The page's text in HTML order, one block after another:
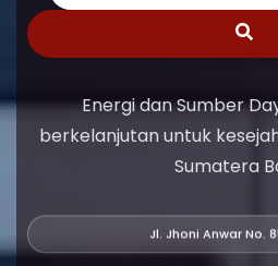
Energi dan Sumber
berkelanjutan untuk
Sumatera
Jl. Jhoni Anwar No.